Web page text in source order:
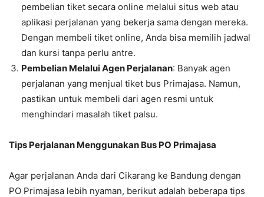
pembelian tiket secara online melalui situs web atau
aplikasi perjalanan yang bekerja sama dengan mereka.
Dengan membeli tiket online, Anda bisa memilih jadwal
dan kursi tanpa perlu antre.
Pembelian Melalui Agen Perjalanan: Banyak agen
perjalanan yang menjual tiket bus Primajasa. Namun,
pastikan untuk membeli dari agen resmi untuk
menghindari masalah tiket palsu.
Tips Perjalanan Menggunakan Bus PO Primajasa
Agar perjalanan Anda dari Cikarang ke Bandung dengan
PO Primajasa lebih nyaman, berikut adalah beberapa tips